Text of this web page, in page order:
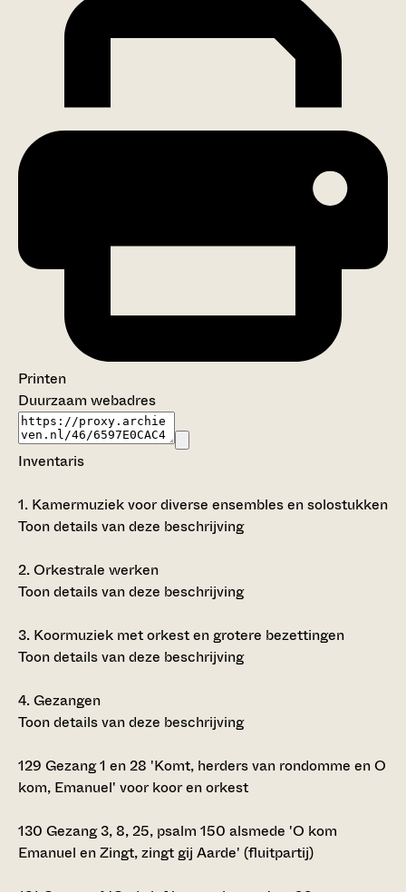
Printen
Duurzaam webadres
Inventaris
1. Kamermuziek voor diverse ensembles en solostukken
Toon details van deze beschrijving
2.Orkestrale werken
Toon details van deze beschrijving
3. Koormuziek met orkest en grotere bezettingen
Toon details van deze beschrijving
4.Gezangen
Toon details van deze beschrijving
129 Gezang 1 en 28 'Komt, herders van rondomme en O
kom, Emanuel' voor koor en orkest
130 Gezang 3, 8, 25, psalm 150 alsmede 'O kom
Emanuel en Zingt, zingt gij Aarde' (fluitpartij)